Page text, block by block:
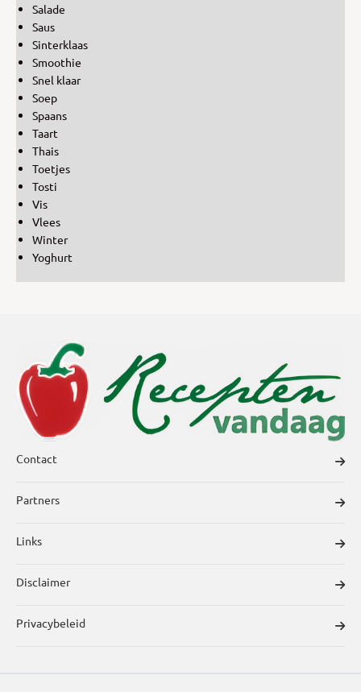
Salade
Saus
Sinterklaas
Smoothie
Snel klaar
Soep
Spaans
Taart
Thais
Toetjes
Tosti
Vis
Vlees
Winter
Yoghurt
Contact
Partners
Links
Disclaimer
Privacybeleid